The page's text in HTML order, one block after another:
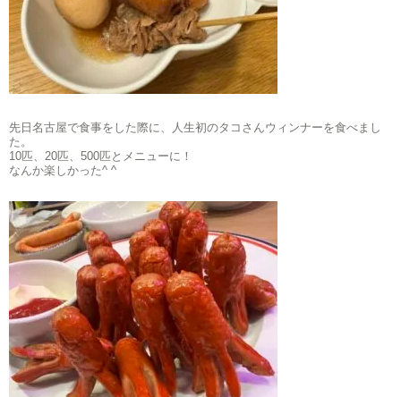
先日名古屋で食事をした際に、人生初のタコさんウィンナーを食べまし
た。
10匹、20匹、500匹とメニューに！
なんか楽しかった^ ^